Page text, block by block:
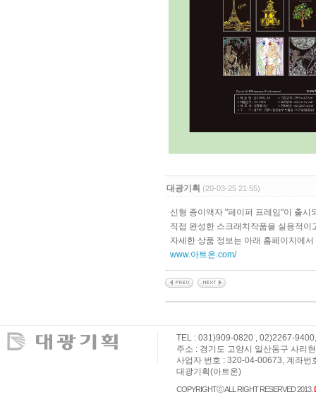
대광기획 (20-03-25 21:55)
신형 종이액자 "페이퍼 프레임"이 출시
직접 완성한 스크래치작품을 실용적
자세한 상품 정보는 아래 홈페이지에
www.아트온.com/
TEL : 031)909-0820 , 02)2267-
주소 : 경기도 고양시 일산동구 사리
사업자 번호 : 320-04-00673, 계좌
대광기획(아트온)
COPYRIGHTⓒ ALL RIGHT RESERVED 2013.